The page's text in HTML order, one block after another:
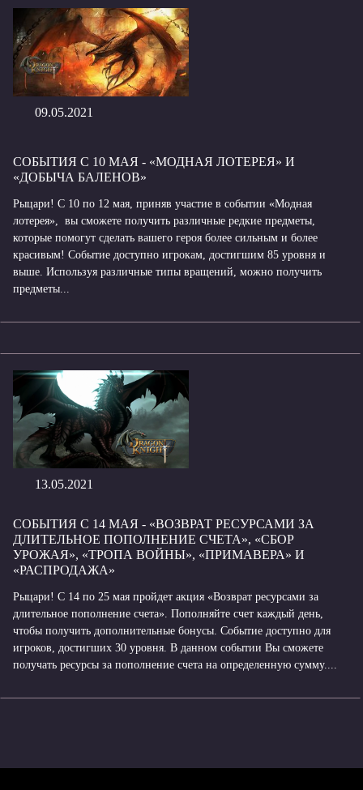
09.05.2021
СОБЫТИЯ С 10 МАЯ - «МОДНАЯ ЛОТЕРЕЯ» И
«ДОБЫЧА БАЛЕНОВ»
Рыцари! С 10 по 12 мая, приняв участие в событии «Модная
лотерея», вы сможете получить различные редкие предметы,
которые помогут сделать вашего героя более сильным и более
красивым! Событие доступно игрокам, достигшим 85 уровня и
выше. Используя различные типы вращений, можно получить
предметы...
13.05.2021
СОБЫТИЯ С 14 МАЯ - «ВОЗВРАТ РЕСУРСАМИ ЗА
ДЛИТЕЛЬНОЕ ПОПОЛНЕНИЕ СЧЕТА», «СБОР
УРОЖАЯ», «ТРОПА ВОЙНЫ», «ПРИМАВЕРА» И
«РАСПРОДАЖА»
Рыцари! С 14 по 25 мая пройдет акция «Возврат ресурсами за
длительное пополнение счета». Пополняйте счет каждый день,
чтобы получить дополнительные бонусы. Событие доступно для
игроков, достигших 30 уровня. В данном событии Вы сможете
получать ресурсы за пополнение счета на определенную сумму....